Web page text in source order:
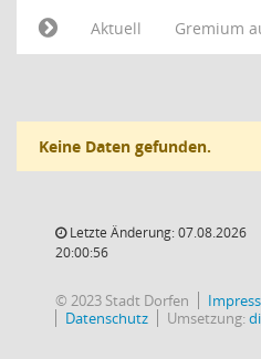
Aktuell
Gremium
Keine Daten gefunden.
Letzte Änderung: 07.08.2026
20:00:56
© 2023 Stadt Dorfen
Datenschutz
Umsetzung: